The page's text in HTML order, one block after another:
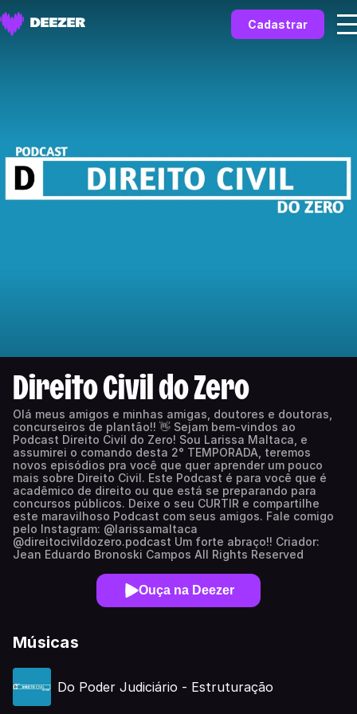
Cadastrar
Direito Civil do Zero
Olá meus amigos e minhas amigas, doutores e doutoras,
concurseiros de plantão!! 👋 Sejam bem-vindos ao
Podcast Direito Civil do Zero! Sou Larissa Maltaca, e
assumirei o comando desta 2° TEMPORADA, teremos
novos episódios pra você que quer aprender um pouco
mais sobre Direito Civil. Este Podcast é para você que é
acadêmico de direito ou que está se preparando para
concursos públicos. Deixe o seu CURTIR e compartilhe
este maravilhoso Podcast com seus amigos. Fale comigo
pelo Instagram: @larissamaltaca
@direitocivildozero.podcast Um forte abraço!! Criador:
Jean Eduardo Bronoski Campos All Rights Reserved
Ouça na Deezer
Músicas
Do Poder Judiciário - Estruturação